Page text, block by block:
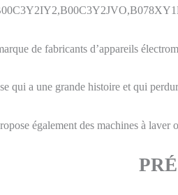
de fabricants d’appareils
qui a une grande histoire et qui
également des machines à